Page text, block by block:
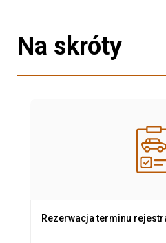
Na skróty
Rezerwacja terminu